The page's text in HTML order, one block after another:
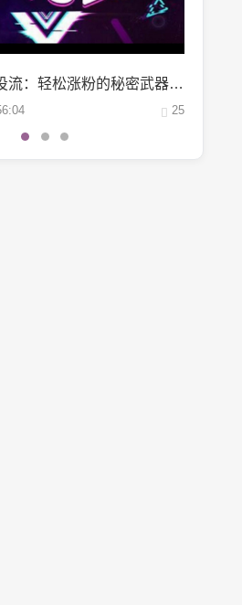
微博阅读量1万：如何轻松实现你的阅读量突破？
22